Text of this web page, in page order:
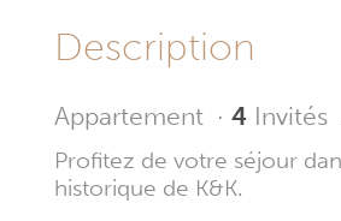
Description
Appartement · 4 Invités
Profitez de votre séjour
historique de K&K.